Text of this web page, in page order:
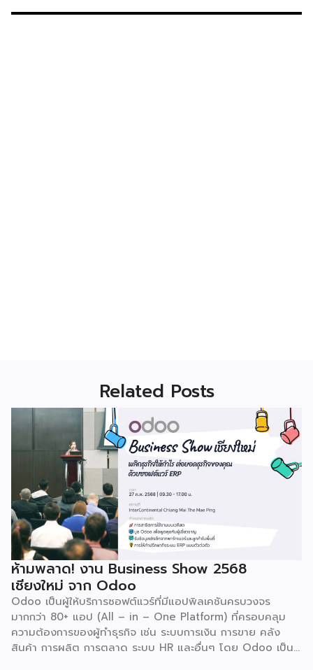
Related Posts
ห้ามพลาด! งาน Business Show 2568
เชียงใหม่ จาก Odoo
Odoo เป็นผู้ให้บริการซอฟต์แวร์ที่มีแอปพิลเคชันครบวงจร
มากกว่า 80+ แอป (All – in – One Platform) ที่ครอบคลุม
ความต้องการของผู้ทำธุรกิจ เช่น ระบบการเงิน การขาย คลัง
สินค้า การผลิต การตลาด ระบบ HR และอื่นๆ โดย Odoo เป็นผู้